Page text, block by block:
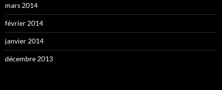
mars 2014
février 2014
janvier 2014
décembre 2013